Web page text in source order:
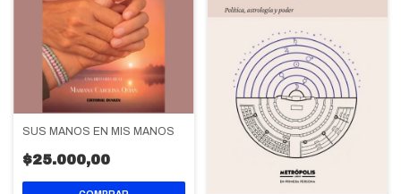
SUS MANOS EN MIS MANOS
$25.000,00